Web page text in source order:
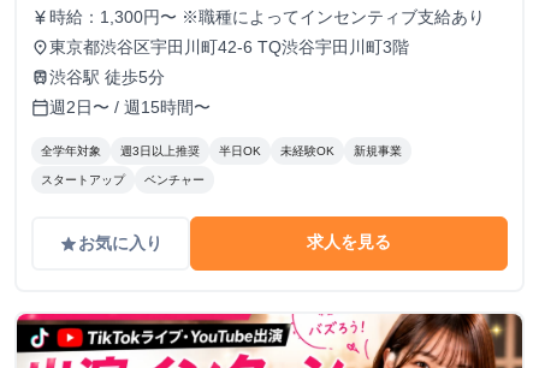
currency_yen 時給：1,300円〜 ※職種によってインセンティブ支給あり
place東京都渋谷区宇田川町42-6 TQ渋谷宇田川町3階
train渋谷駅 徒歩5分
calendar_today週2日〜 / 週15時間〜
全学年対象 週3日以上推奨 半日OK 未経験OK 新規事業
スタートアップ ベンチャー
gradeお気に入り 求人を見る